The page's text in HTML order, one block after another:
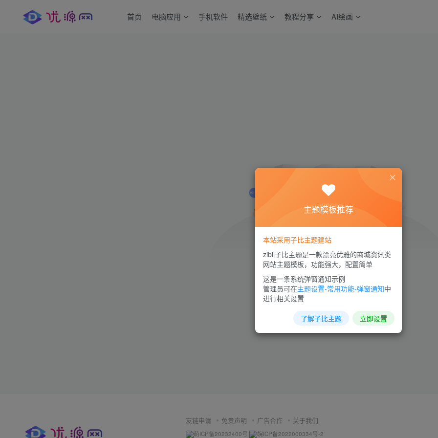
首页 电脑应用 手机软件 精选壁纸 教程分享 AI绘画
环境异常！请重新获取下载链接
友链申请 免责声明 广告合作 关于我们
萌ICP备20232400号 皖ICP备2022000334号-2
主题模板推荐
本站采用子比主题建站
zibll子比主题是一款漂亮优雅的商城资讯类
网站主题模板，功能强大，配置简单
这是一条系统弹窗通知示例
管理员可在主题设置-常用功能-弹窗通知中
进行相关设置
了解子比主题 立即设置